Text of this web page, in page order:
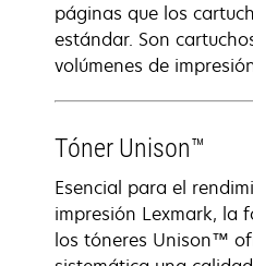
páginas que los
estándar. Son
volúmenes de
Tóner Unison™
Esencial para el
impresión Lexmark, la
los tóneres Unison™